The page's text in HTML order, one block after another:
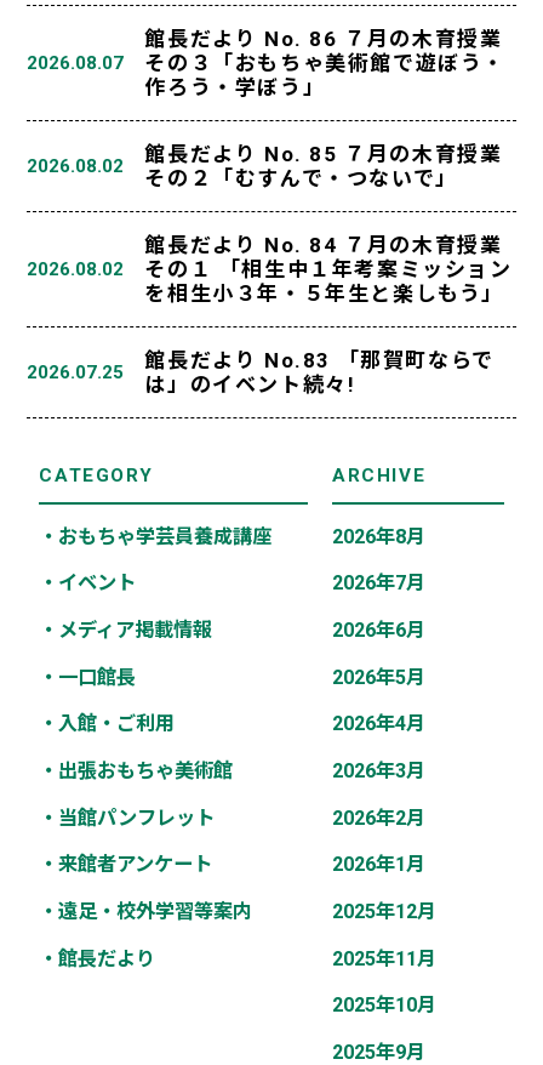
2026.08.07
館長だより No. 86 ７月の木育授業
その３「おもちゃ美術館で遊ぼう・
作ろう・学ぼう」
2026.08.02
館長だより No. 85 ７月の木育授業
その２「むすんで・つないで」
2026.08.02
館長だより No. 84 ７月の木育授業
その１ 「相生中１年考案ミッション
を相生小３年・５年生と楽しもう」
2026.07.25
館長だより No.83 「那賀町ならで
は」のイベント続々!
CATEGORY
・おもちゃ学芸員養成講座
・イベント
・メディア掲載情報
・一口館長
・入館・ご利用
・出張おもちゃ美術館
・当館パンフレット
・来館者アンケート
・遠足・校外学習等案内
・館長だより
ARCHIVE
2026年8月
2026年7月
2026年6月
2026年5月
2026年4月
2026年3月
2026年2月
2026年1月
2025年12月
2025年11月
2025年10月
2025年9月